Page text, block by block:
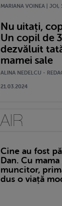
MARIANA VOINEA | JOI,
Nu uitați,
Un copil de
dezvăluit
mamei sale
ALINA NEDELCU -
21.03.2024
Cine au fost
Dan. Cu
muncitor,
dus o viață